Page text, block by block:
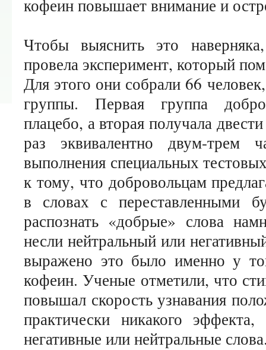
кофеин повышает внимание и
Чтобы выяснить это
провела эксперимент, который
Для этого они собрали 66
группы. Первая группа
плацебо, а вторая получала
раз эквивалентно двум-
выполнения специальных
к тому, что добровольцам
в словах с переставленными
распознать «добрые» слова
несли нейтральный или
выражено это было именно у
кофеин. Ученые отметили, что
повышал скорость узнавания
практически никакого
негативные или нейтральные